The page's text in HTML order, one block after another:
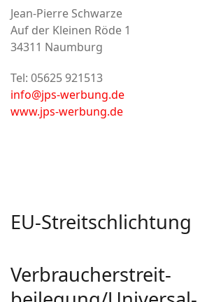
Jean-Pierre Schwarze
Auf der Kleinen Röde 1
34311 Naumburg
Tel: 05625 921513
info@jps-werbung.de
www.jps-werbung.de
EU-Streitschlichtung
Verbraucher­streit­